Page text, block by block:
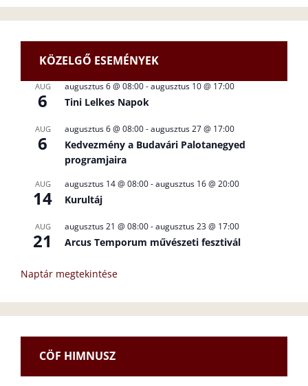
KÖZELGŐ ESEMÉNYEK
AUG
6
augusztus 6 @ 08:00-augusztus 10 @ 17:00
Tini Lelkes Napok
AUG
6
augusztus 6 @ 08:00-augusztus 27 @ 17:00
Kedvezmény a Budavári Palotanegyed
programjaira
AUG
14
augusztus 14 @ 08:00-augusztus 16 @ 20:00
Kurultáj
AUG
21
augusztus 21 @ 08:00-augusztus 23 @ 17:00
Arcus Temporum művészeti fesztivál
Naptár megtekintése
CÖF HIMNUSZ